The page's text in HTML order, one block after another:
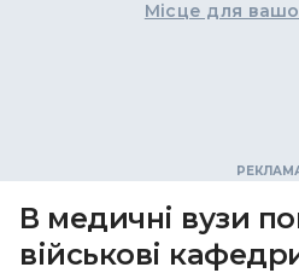
Місце для
В медичні вузи
військові